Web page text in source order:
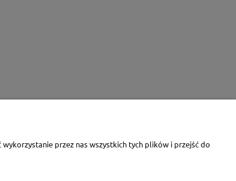
przez nas wszystkich tych plików i przejść do